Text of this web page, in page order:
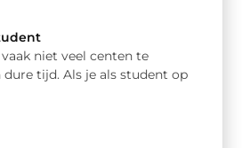
niet veel centen te
dure tijd. Als je als student op